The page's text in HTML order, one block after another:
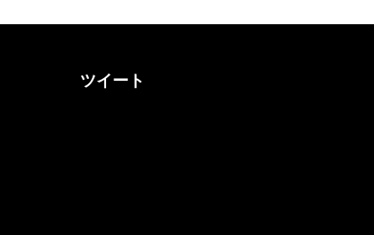
ツイート